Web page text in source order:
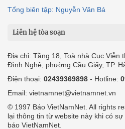
Tổng biên tập: Nguyễn Văn Bá
Liên hệ tòa soạn
Địa chỉ: Tầng 18, Toà nhà Cục Viễn
Đình Nghệ, phường Cầu Giấy, TP.
Điện thoại: 02439369898 - Hotline:
Email: vietnamnet@vietnamnet.vn
© 1997 Báo VietNamNet. All rights
lại thông tin từ website này khi có
báo VietNamNet.